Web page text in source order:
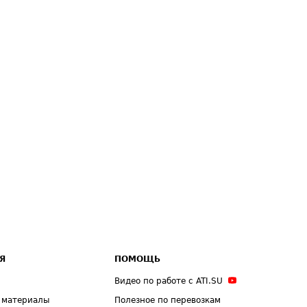
ПОМОЩЬ
Видео по работе с ATI.SU
Полезное по перевозкам